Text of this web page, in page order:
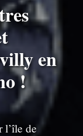
en
!
l’île de